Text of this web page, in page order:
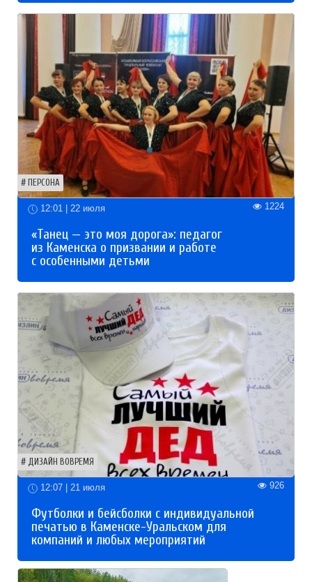
ПЕРСОНА
12:01 | 22 июля 1224
«Танец — это моя дорога»: педагог
из Каменска о призвании и работе
с особенными детьми
ДИЗАЙН ВОВРЕМЯ
12:07 | 21 июля 926
Футболки и бейсболки с индивидуальной
печатью в Каменске-Уральском для
компаний и любых мероприятий